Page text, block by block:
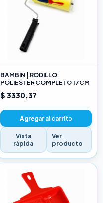
BAMBIN | RODILLO
POLIESTER COMPLETO 17CM
$ 3330,37
Agregar al carrito
Vista
rápida
Ver
producto